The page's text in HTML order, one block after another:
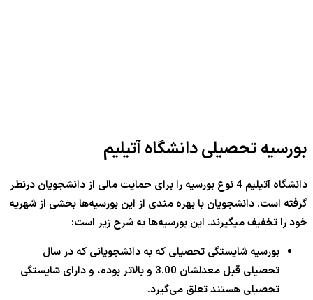
بورسیه تحصیلی دانشگاه آتیلیم
دانشگاه آتیلیم 4 نوع بورسیه‌ را برای حمایت مالی از دانشجویان درنظر
گرفته است. دانشجویان با بهره مندی از این بورسیه‌ها بخشی از شهریه
خود را تخفیف میگیرند. این بورسیه‌ها به شرح زیر است:
بورسیه شایستگی تحصیلی که به دانشجویانی که در سال
تحصیلی قبل معدلشان 3.00 و بالاتر بوده، و دارای شایستگی
تحصیلی هستند تعلق می‌گیرد.